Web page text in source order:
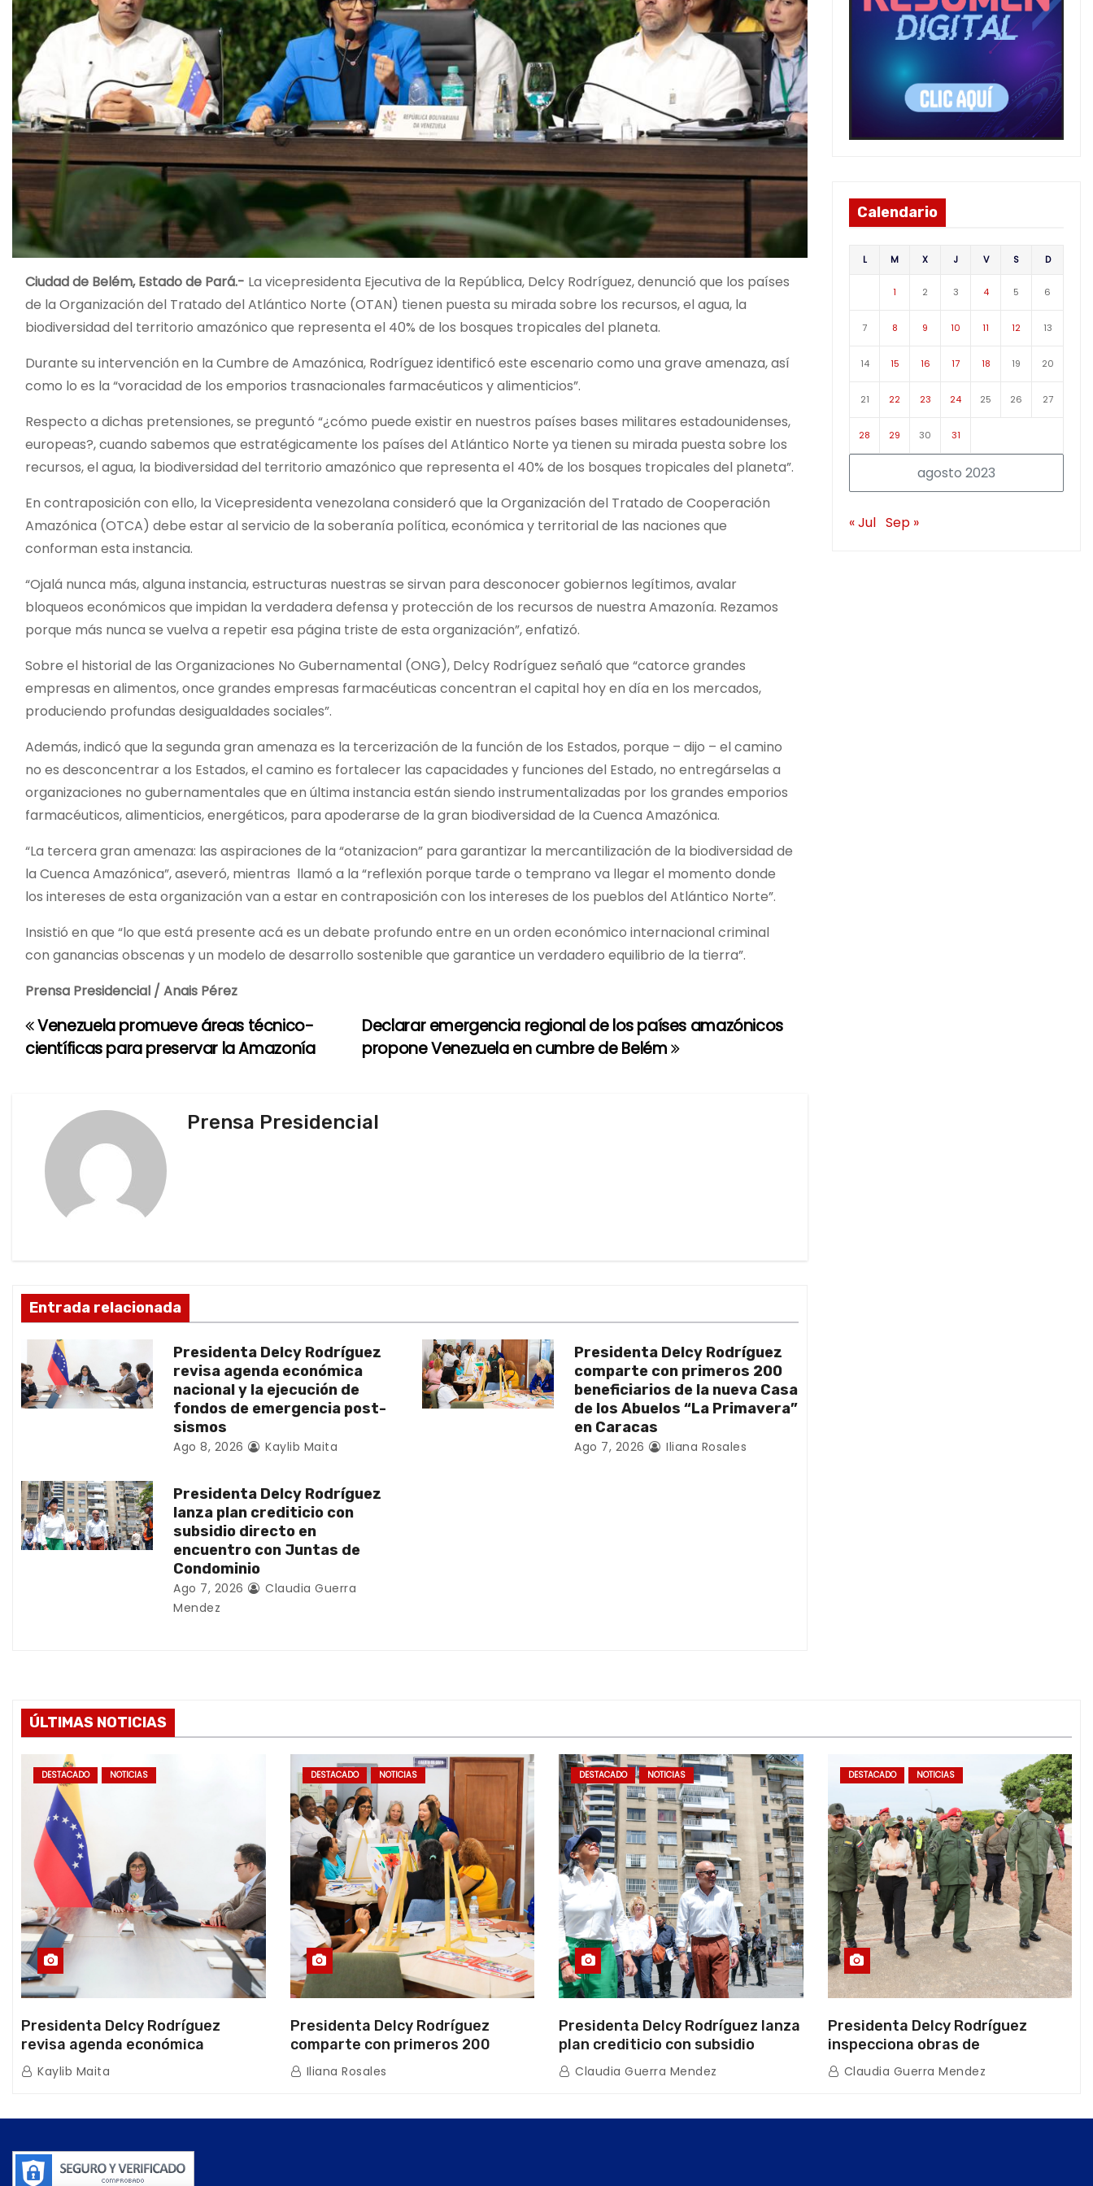
Ciudad de Belém, Estado de Pará.- La vicepresidenta Ejecutiva de la República, Delcy Rodríguez, denunció que los países
de la Organización del Tratado del Atlántico Norte (OTAN) tienen puesta su mirada sobre los recursos, el agua, la
biodiversidad del territorio amazónico que representa el 40% de los bosques tropicales del planeta.
Durante su intervención en la Cumbre de Amazónica, Rodríguez identificó este escenario como una grave amenaza, así
como lo es la “voracidad de los emporios trasnacionales farmacéuticos y alimenticios”.
Respecto a dichas pretensiones, se preguntó “¿cómo puede existir en nuestros países bases militares estadounidenses,
europeas?, cuando sabemos que estratégicamente los países del Atlántico Norte ya tienen su mirada puesta sobre los
recursos, el agua, la biodiversidad del territorio amazónico que representa el 40% de los bosques tropicales del planeta”.
En contraposición con ello, la Vicepresidenta venezolana consideró que la Organización del Tratado de Cooperación
Amazónica (OTCA) debe estar al servicio de la soberanía política, económica y territorial de las naciones que
conforman esta instancia.
“Ojalá nunca más, alguna instancia, estructuras nuestras se sirvan para desconocer gobiernos legítimos, avalar
bloqueos económicos que impidan la verdadera defensa y protección de los recursos de nuestra Amazonía. Rezamos
porque más nunca se vuelva a repetir esa página triste de esta organización”, enfatizó.
Sobre el historial de las Organizaciones No Gubernamental (ONG), Delcy Rodríguez señaló que “catorce grandes
empresas en alimentos, once grandes empresas farmacéuticas concentran el capital hoy en día en los mercados,
produciendo profundas desigualdades sociales”.
Además, indicó que la segunda gran amenaza es la tercerización de la función de los Estados, porque – dijo – el camino
no es desconcentrar a los Estados, el camino es fortalecer las capacidades y funciones del Estado, no entregárselas a
organizaciones no gubernamentales que en última instancia están siendo instrumentalizadas por los grandes emporios
farmacéuticos, alimenticios, energéticos, para apoderarse de la gran biodiversidad de la Cuenca Amazónica.
“La tercera gran amenaza: las aspiraciones de la “otanizacion” para garantizar la mercantilización de la biodiversidad de
la Cuenca Amazónica”, aseveró, mientras llamó a la “reflexión porque tarde o temprano va llegar el momento donde
los intereses de esta organización van a estar en contraposición con los intereses de los pueblos del Atlántico Norte”.
Insistió en que “lo que está presente acá es un debate profundo entre en un orden económico internacional criminal
con ganancias obscenas y un modelo de desarrollo sostenible que garantice un verdadero equilibrio de la tierra”.
Prensa Presidencial / Anais Pérez
N
ó
n
d
e
n
t
r
Declarar emergencia regional de los países amazónicos
propone Venezuela en cumbre de Belém
Venezuela promueve áreas técnico-
científicas para preservar la Amazonía
Prensa Presidencial
Entrada relacionada
Presidenta Delcy Rodríguez
revisa agenda económica
nacional y la ejecución de
fondos de emergencia post-
sismos
Ago 8, 2026 Kaylib Maita
Presidenta Delcy Rodríguez
comparte con primeros 200
beneficiarios de la nueva Casa
de los Abuelos “La Primavera”
en Caracas
Ago 7, 2026 Iliana Rosales
Presidenta Delcy Rodríguez
lanza plan crediticio con
subsidio directo en
encuentro con Juntas de
Condominio
Ago 7, 2026
Claudia Guerra
Mendez
Calendario
agosto 2023
L M X J V S D
1 2 3 4 5 6
7 8 9 10 11 12 13
14 15 16 17 18 19 20
21 22 23 24 25 26 27
28 29 30 31
« Jul Sep »
ÚLTIMAS NOTICIAS
DESTACADO NOTICIAS
Presidenta Delcy Rodríguez
revisa agenda económica
nacional y la ejecución de fondos
de emergencia post-sismos
Kaylib Maita
DESTACADO NOTICIAS
Presidenta Delcy Rodríguez
comparte con primeros 200
beneficiarios de la nueva Casa de
los Abuelos “La Primavera” en
Iliana Rosales
DESTACADO NOTICIAS
Presidenta Delcy Rodríguez lanza
plan crediticio con subsidio
directo en encuentro con Juntas
de Condominio
Claudia Guerra Mendez
DESTACADO NOTICIAS
Presidenta Delcy Rodríguez
inspecciona obras de
restauración en Escuela Naval
tras afectaciones sísmicas en La
Claudia Guerra Mendez